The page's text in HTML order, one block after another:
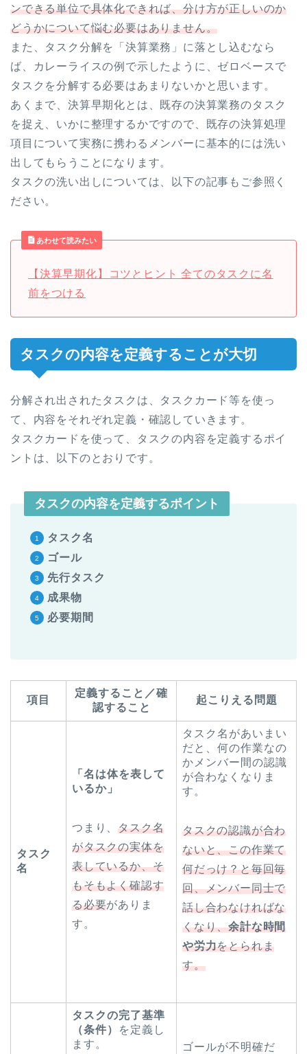
ンできる単位で具体化できれば、分け方が正しいのか
どうかについて悩む必要はありません。
また、タスク分解を「決算業務」に落とし込むなら
ば、カレーライスの例で示したように、ゼロベースで
タスクを分解する必要はあまりないかと思います。
あくまで、決算早期化とは、既存の決算業務のタスク
を捉え、いかに整理するかですので、既存の決算処理
項目について実務に携わるメンバーに基本的には洗い
出してもらうことになります。
タスクの洗い出しについては、以下の記事もご参照く
ださい。
あわせて読みたい
【決算早期化】コツとヒント 全てのタスクに名
前をつける
タスクの内容を定義することが大切
分解され出されたタスクは、タスクカード等を使っ
て、内容をそれぞれ定義・確認していきます。
タスクカードを使って、タスクの内容を定義するポイ
ントは、以下のとおりです。
タスクの内容を定義するポイント
タスク名
ゴール
先行タスク
成果物
必要期間
項目
定義すること／確
認すること
起こりえる問題
タスク
名
「名は体を表して
いるか」
つまり、タスク名
がタスクの実体を
表しているか、そ
もそもよく確認す
る必要がありま
す。
タスク名があいまい
だと、何の作業なの
かメンバー間の認識
が合わなくなりま
す。
タスクの認識が合わ
ないと、この作業て
何だっけ？と毎回毎
回、メンバー同士で
話し合わなければな
くなり、余計な時間
や労力をとられま
す。
タスクの完了基準
（条件）
を定義し
ます。
ゴールが不明確だ